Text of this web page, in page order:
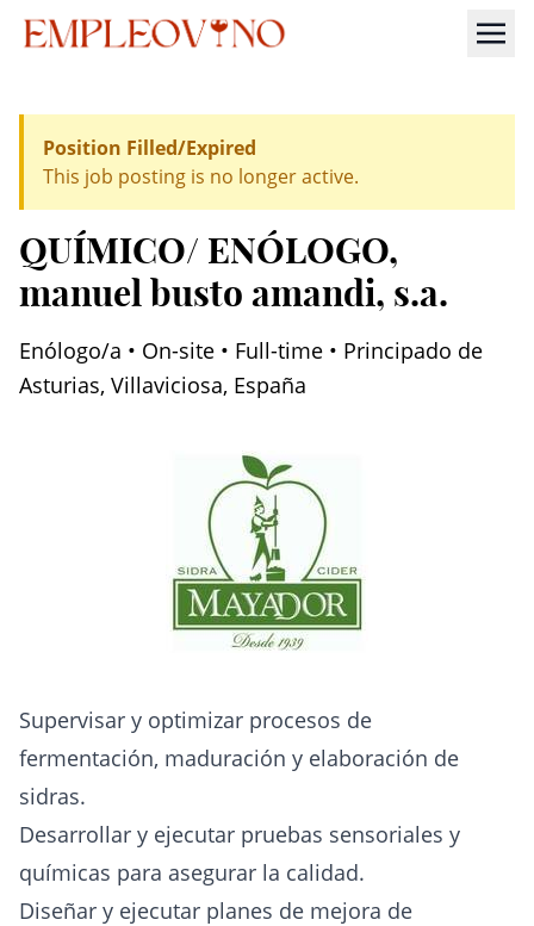
Position Filled/Expired
This job posting is no longer active.
QUÍMICO/ ENÓLOGO,
manuel busto amandi, s.a.
Enólogo/a • On-site • Full-time • Principado de
Asturias, Villaviciosa, España
Supervisar y optimizar procesos de
fermentación, maduración y elaboración de
sidras.
Desarrollar y ejecutar pruebas sensoriales y
químicas para asegurar la calidad.
Diseñar y ejecutar planes de mejora de